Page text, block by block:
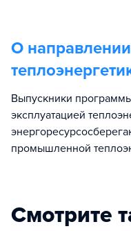
О
Выпускники
эксплуатацией
промышленной
Смотрите